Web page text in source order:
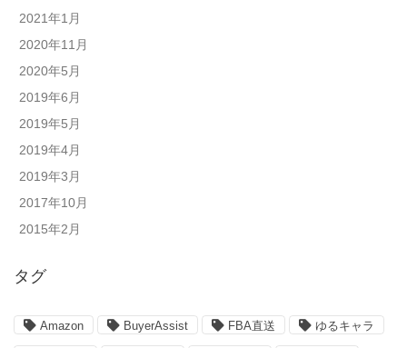
2021年1月
2020年11月
2020年5月
2019年6月
2019年5月
2019年4月
2019年3月
2017年10月
2015年2月
タグ
Amazon BuyerAssist FBA直送 ゆるキャラ